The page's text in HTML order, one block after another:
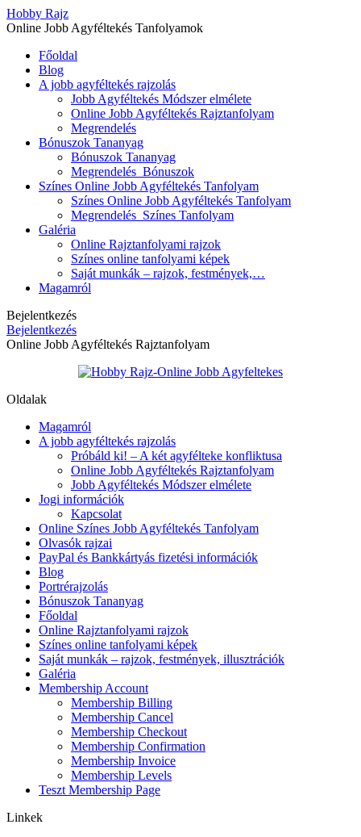
Hobby Rajz
Online Jobb Agyféltekés Tanfolyamok
Főoldal
Blog
A jobb agyféltekés rajzolás
Jobb Agyféltekés Módszer elmélete
Online Jobb Agyféltekés Rajztanfolyam
Megrendelés
Bónuszok Tananyag
Bónuszok Tananyag
Megrendelés_Bónuszok
Színes Online Jobb Agyféltekés Tanfolyam
Színes Online Jobb Agyféltekés Tanfolyam
Megrendelés_Színes Tanfolyam
Galéria
Online Rajztanfolyami rajzok
Színes online tanfolyami képek
Saját munkák – rajzok, festmények,…
Magamról
Bejelentkezés
Bejelentkezés
Online Jobb Agyféltekés Rajztanfolyam
Oldalak
Magamról
A jobb agyféltekés rajzolás
Próbáld ki! – A két agyfélteke konfliktusa
Online Jobb Agyféltekés Rajztanfolyam
Jobb Agyféltekés Módszer elmélete
Jogi információk
Kapcsolat
Online Színes Jobb Agyféltekés Tanfolyam
Olvasók rajzai
PayPal és Bankkártyás fizetési információk
Blog
Portrérajzolás
Bónuszok Tananyag
Főoldal
Online Rajztanfolyami rajzok
Színes online tanfolyami képek
Saját munkák – rajzok, festmények, illusztrációk
Galéria
Membership Account
Membership Billing
Membership Cancel
Membership Checkout
Membership Confirmation
Membership Invoice
Membership Levels
Teszt Membership Page
Linkek